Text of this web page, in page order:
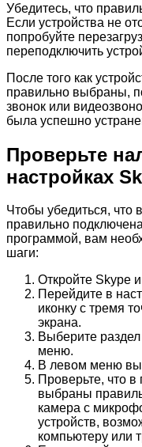
Убедитесь, что
Если устройства не
попробуйте
переподключить
После того как
правильно выбраны,
звонок или
была успешно
Проверьте
настройках
Чтобы убедиться,
правильно
программой, вам
шаги:
Откройте Skype
Перейдите в
иконку с тремя
экрана.
Выберите
меню.
В левом меню
Проверьте, что
выбраны
камера с
устройств,
компьютеру или